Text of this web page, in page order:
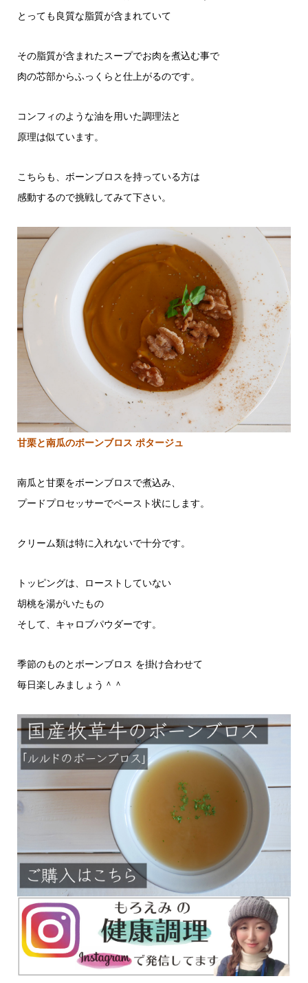
とっても良質な脂質が含まれていて
その脂質が含まれたスープでお肉を煮込む事で
肉の芯部からふっくらと仕上がるのです。
コンフィのような油を用いた調理法と
原理は似ています。
こちらも、ボーンブロスを持っている方は
感動するので挑戦してみて下さい。
甘栗と南瓜のボーンブロス ポタージュ
南瓜と甘栗をボーンブロスで煮込み、
プードプロセッサーでペースト状にします。
クリーム類は特に入れないで十分です。
トッピングは、ローストしていない
胡桃を湯がいたもの
そして、キャロブパウダーです。
季節のものとボーンブロス を掛け合わせて
毎日楽しみましょう＾＾